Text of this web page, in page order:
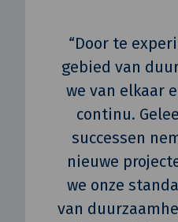
“Door te
gebied van
we van elkaar
continu.
successen
nieuwe
we onze
van